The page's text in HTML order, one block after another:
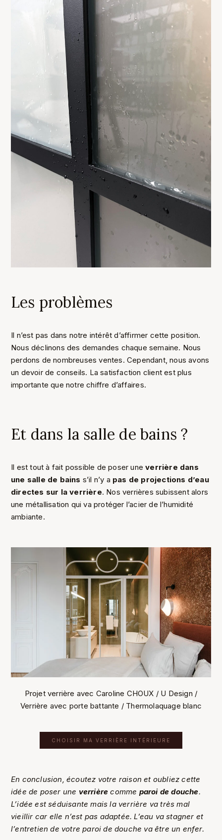
Les problèmes
Il n’est pas dans notre intérêt d’affirmer cette position.
Nous déclinons des demandes chaque semaine. Nous
perdons de nombreuses ventes. Cependant, nous avons
un devoir de conseils. La satisfaction client est plus
importante que notre chiffre d’affaires.
Et dans la salle de bains ?
Il est tout à fait possible de poser uneverrière dans
une salle de bains s’il n’y a pas de projections d’eau
directes sur la verrière. Nos verrières subissent alors
une métallisation qui va protéger l’acier de l’humidité
ambiante.
Projet verrière avec Caroline CHOUX / U Design /
Verrière avec porte battante / Thermolaquage blanc
CHOISIR MA VERRIÈRE INTÉRIEURE
En conclusion, écoutez votre raison et oubliez cette
idée de poser une verrière comme paroi de douche.
L’idée est séduisante mais la verrière va très mal
vieillir car elle n’est pas adaptée. L’eau va stagner et
l’entretien de votre paroi de douche va être un enfer.